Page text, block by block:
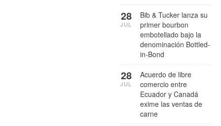
Bib & Tucker lanza su
primer bourbon
embotellado bajo la
denominación Bottled-
in-Bond
28
JUL
Acuerdo de libre
comercio entre
Ecuador y Canadá
exime las ventas de
carne
28
JUL